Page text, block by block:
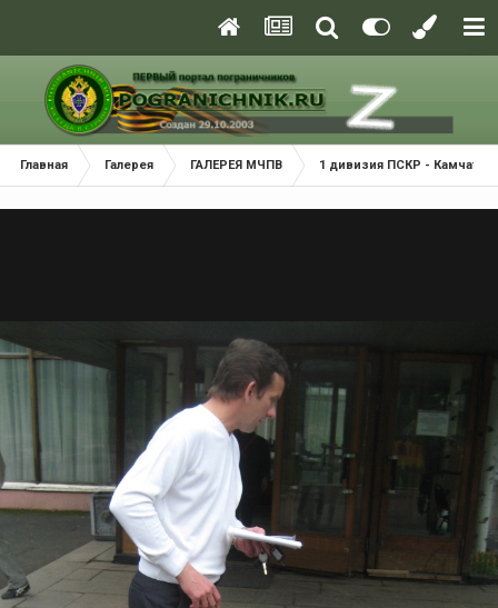
Главная Галерея ГАЛЕРЕЯ МЧПВ 1 дивизия ПСКР - Камчатка